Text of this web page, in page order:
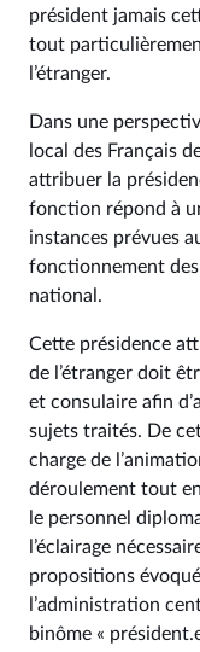
président jamais
tout
l’étranger.
Dans une
local des Français
attribuer la
fonction répond à
instances prévues
fonctionnement
national.
Cette présidence
de l’étranger doit
et consulaire afin
sujets traités. De
charge de
déroulement tout
le personnel
l’éclairage
propositions
l’administration
binôme «